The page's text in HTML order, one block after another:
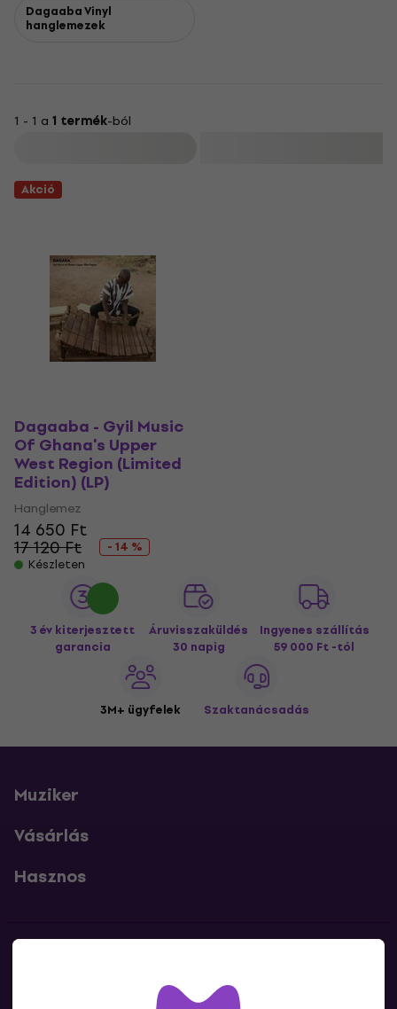
Dagaaba Vinyl
hanglemezek
1 - 1 a 1 termék-ból
Akció
Dagaaba - Gyil Music
Of Ghana's Upper
West Region (Limited
Edition) (LP)
Hanglemez
14 650 Ft
17 120 Ft
- 14 %
Készleten
3 év kiterjesztett
garancia
Áruvisszaküldés
30 napig
Ingyenes szállítás
59 000 Ft -tól
3M+ ügyfelek Szaktanácsadás
Muziker
Vásárlás
Hasznos
Lépj kapcsolatba velünk